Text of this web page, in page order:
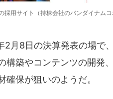
採用サイト（持株会社のバンダイナム
2月8日の決算発表の場で
構築やコンテンツの開発
確保が狙いのようだ。